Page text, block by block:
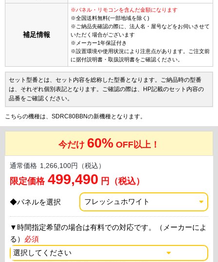
補足情報
※パネル・リモコンを含んだ金額になります
※全国送料無料(一部地域を除く)
※ご納品先確認の際に、法人名・屋号などをお伺いさせて
いただく場合がございます
※メーカー1年保証付き
※設置環境や使用状況により注意点があります。ご注文前
に据付説明書・取扱説明書をご確認ください。
セット型番とは、セット内容を総称した型番となります。ご納品時の型番
は、それぞれ個別表記となります。ご確認の際は、HP記載のセット内容の
品番をご確認ください。
こちらの機種は、SDRC80BBNの新機種となります。
今だけ 60% OFF以上！
通常価格 1,266,100円（税込）
限定価格 499,490 円（税込）
◆パネルを選択
▼時間指定希望の場合は有料での対応です。（メーカーによ
る） 必須